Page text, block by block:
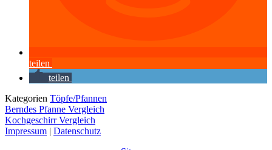
teilen
teilen
Kategorien Töpfe/Pfannen
Berndes Pfanne Vergleich
Kochgeschirr Vergleich
Impressum | Datenschutz